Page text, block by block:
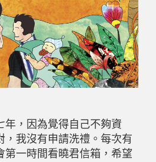
年，因為覺得自己不夠資
，我沒有申請洗禮。每次有
第一時間看曉君信箱，希望